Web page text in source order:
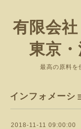
有限会
東京
最高の原料を
インフォメーシ
2018-11-11 09:00:00